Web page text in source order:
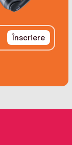
o
de
și
evoluție
Înscriere